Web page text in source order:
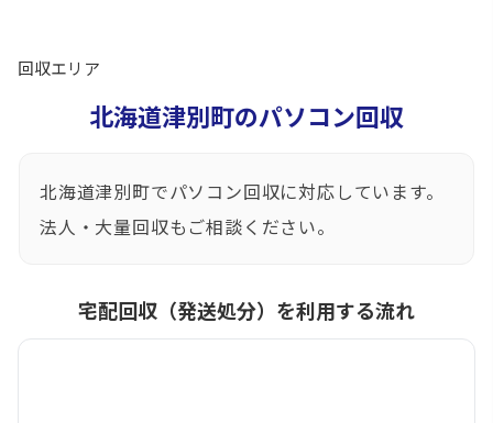
回収エリア
北海道津別町のパソコン回収
北海道津別町でパソコン回収に対応しています。
法人・大量回収もご相談ください。
宅配回収（発送処分）を利用する流れ